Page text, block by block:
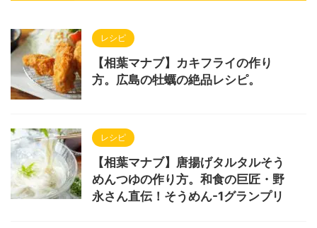
レシピ
【相葉マナブ】カキフライの作り
方。広島の牡蠣の絶品レシピ。
レシピ
【相葉マナブ】唐揚げタルタルそう
めんつゆの作り方。和食の巨匠・野
永さん直伝！そうめん-1グランプリ